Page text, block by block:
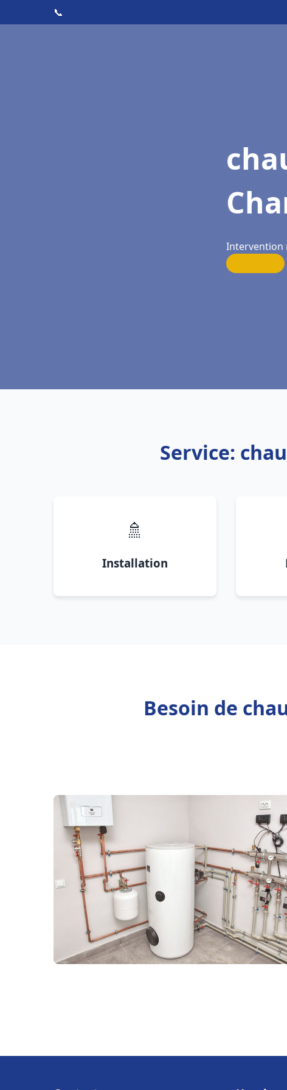
📞
Intervention
Service:
🚿
Installation
Besoin de